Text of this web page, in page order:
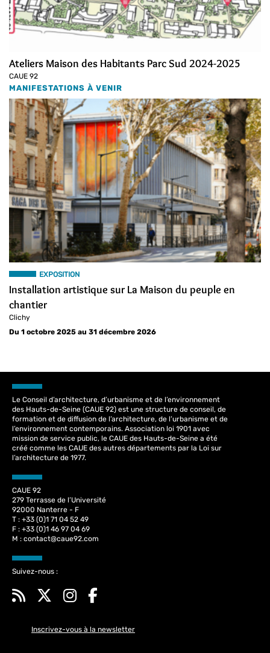
Ateliers Maison des Habitants Parc Sud 2024-2025
CAUE 92
MANIFESTATIONS À VENIR
EXPOSITION
Installation artistique sur La Maison du peuple en
chantier
Clichy
Du 1 octobre 2025 au 31 décembre 2026
Le Conseil d’architecture, d’urbanisme et de l’environnement
des Hauts-de-Seine (CAUE 92) est une structure de conseil, de
formation et de diffusion de l’architecture, de l’urbanisme et de
l’environnement contemporains. Association loi 1901 avec
mission de service public, le CAUE des Hauts-de-Seine a été
créé comme les CAUE des autres départements par la Loi sur
l’architecture de 1977.
CAUE 92
279 Terrasse de l’Université
92000 Nanterre - F
T : +33 (0)1 71 04 52 49
F : +33 (0)1 46 97 04 69
M : contact@caue92.com
Suivez-nous :
Inscrivez-vous à la newsletter